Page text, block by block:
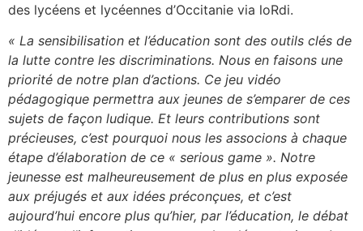
des lycéens et lycéennes d’Occitanie via loRdi.
« La sensibilisation et l’éducation sont des outils clés de
la lutte contre les discriminations. Nous en faisons une
priorité de notre plan d’actions. Ce jeu vidéo
pédagogique permettra aux jeunes de s’emparer de ces
sujets de façon ludique. Et leurs contributions sont
précieuses, c’est pourquoi nous les associons à chaque
étape d’élaboration de ce « serious game ». Notre
jeunesse est malheureusement de plus en plus exposée
aux préjugés et aux idées préconçues, et c’est
aujourd’hui encore plus qu’hier, par l’éducation, le débat